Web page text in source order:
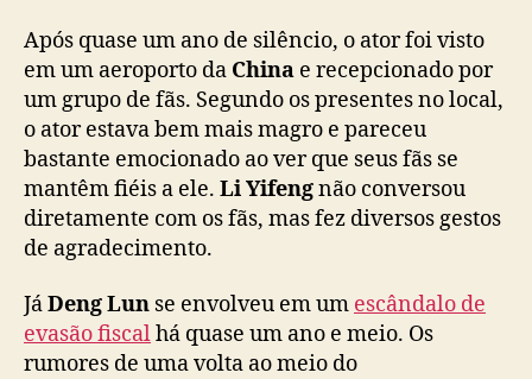
m
a
n
d
o
s
u
a
r
Após quase um ano de silêncio, o ator foi visto
em um aeroporto da China e recepcionado por
um grupo de fãs. Segundo os presentes no local,
o ator estava bem mais magro e pareceu
bastante emocionado ao ver que seus fãs se
mantêm fiéis a ele. Li Yifengnão conversou
diretamente com os fãs, mas fez diversos gestos
de agradecimento.
JáDeng Lun se envolveu em um escândalo de
evasão fiscalhá quase um ano e meio. Os
rumores de uma volta ao meio do